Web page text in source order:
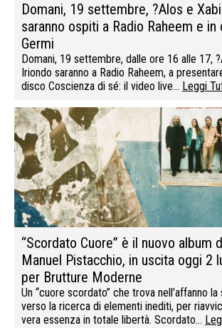
Domani, 19 settembre, ?Alos e
saranno ospiti a Radio Raheem e
Germi
Domani, 19 settembre, dalle ore 16 alle 17,
Iriondo saranno a Radio Raheem, a
disco Coscienza di sé: il video live… Leggi
“Scordato Cuore” è il nuovo album
Manuel Pistacchio, in uscita oggi 2
per Brutture Moderne
Un “cuore scordato” che trova nell’affanno
verso la ricerca di elementi inediti, per
vera essenza in totale libertà. Scordato…